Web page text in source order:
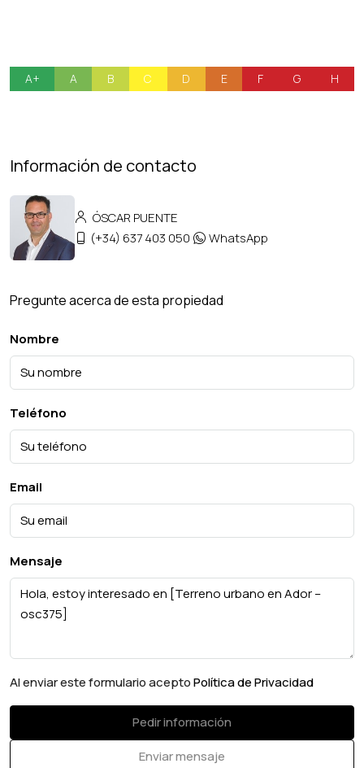
A+ A B C D E F G H
Información de contacto
ÓSCAR PUENTE
(+34) 637 403 050
WhatsApp
Pregunte acerca de esta propiedad
Nombre
Teléfono
Email
Mensaje
Al enviar este formulario aceptoPolítica de Privacidad
Pedir información
Enviar mensaje